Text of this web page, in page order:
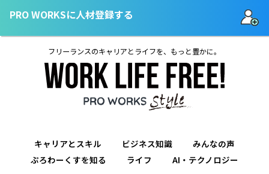
フリーランスのキャリアとライフを、もっと豊かに。
キャリアとスキル ビジネス知識
みんなの声
ぷろわーくすを知る
ライフ AI・テクノロジー
PRO WORKSに人材登録する